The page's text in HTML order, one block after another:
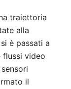
traiettoria
alla
è passati a
flussi video
il